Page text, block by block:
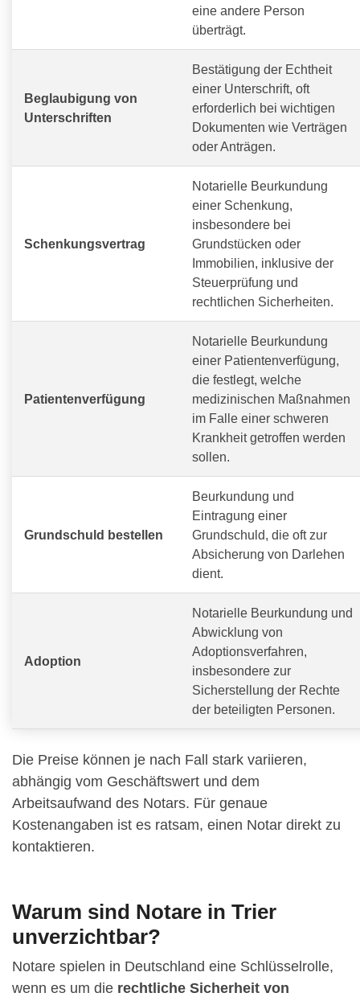
eine andere Person
überträgt.
Beglaubigung von
Unterschriften
Bestätigung der Echtheit
einer Unterschrift, oft
erforderlich bei wichtigen
Dokumenten wie Verträgen
oder Anträgen.
Schenkungsvertrag
Notarielle Beurkundung
einer Schenkung,
insbesondere bei
Grundstücken oder
Immobilien, inklusive der
Steuerprüfung und
rechtlichen Sicherheiten.
Patientenverfügung
Notarielle Beurkundung
einer Patientenverfügung,
die festlegt, welche
medizinischen Maßnahmen
im Falle einer schweren
Krankheit getroffen werden
sollen.
Grundschuld bestellen
Beurkundung und
Eintragung einer
Grundschuld, die oft zur
Absicherung von Darlehen
dient.
Adoption
Notarielle Beurkundung und
Abwicklung von
Adoptionsverfahren,
insbesondere zur
Sicherstellung der Rechte
der beteiligten Personen.
Die Preise können je nach Fall stark variieren,
abhängig vom Geschäftswert und dem
Arbeitsaufwand des Notars. Für genaue
Kostenangaben ist es ratsam, einen Notar direkt zu
kontaktieren.
Warum sind Notare in Trier
unverzichtbar?
Notare spielen in Deutschland eine Schlüsselrolle,
wenn es um die rechtliche Sicherheit von